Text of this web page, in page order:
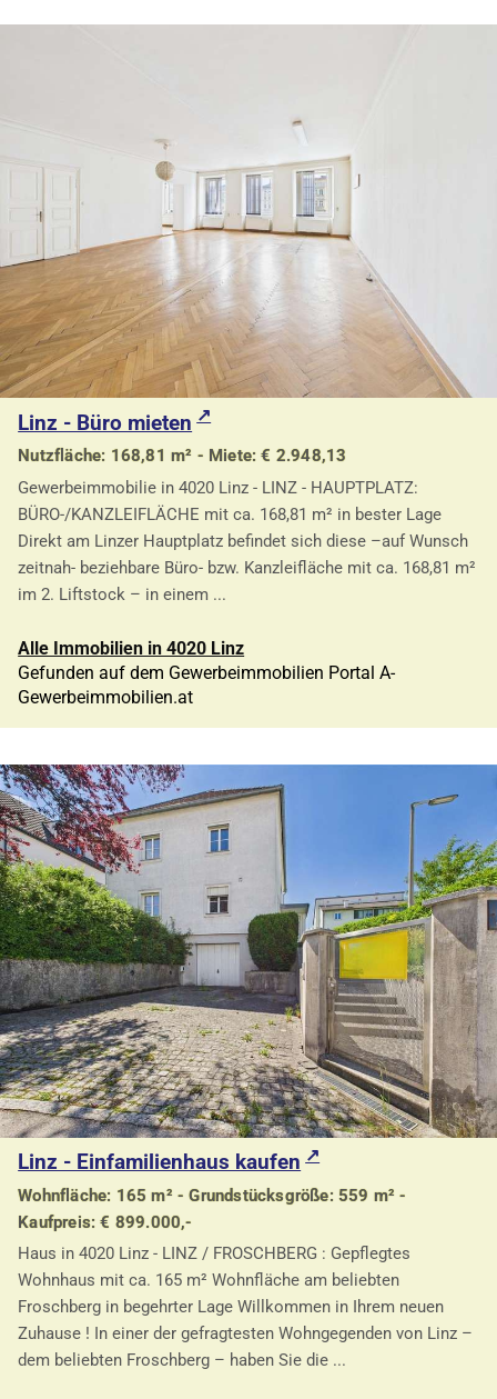
Linz - Büro mieten
Nutzfläche: 168,81 m² - Miete: € 2.948,13
Gewerbeimmobilie in 4020 Linz - LINZ - HAUPTPLATZ:
BÜRO-/KANZLEIFLÄCHE mit ca. 168,81 m² in bester Lage
Direkt am Linzer Hauptplatz befindet sich diese –auf Wunsch
zeitnah- beziehbare Büro- bzw. Kanzleifläche mit ca. 168,81 m²
im 2. Liftstock – in einem ...
Alle Immobilien in 4020 Linz
Gefunden auf dem Gewerbeimmobilien Portal A-
Gewerbeimmobilien.at
Linz - Einfamilienhaus kaufen
Wohnfläche: 165 m² - Grundstücksgröße: 559 m² -
Kaufpreis: € 899.000,-
Haus in 4020 Linz - LINZ / FROSCHBERG : Gepflegtes
Wohnhaus mit ca. 165 m² Wohnfläche am beliebten
Froschberg in begehrter Lage Willkommen in Ihrem neuen
Zuhause ! In einer der gefragtesten Wohngegenden von Linz –
dem beliebten Froschberg – haben Sie die ...